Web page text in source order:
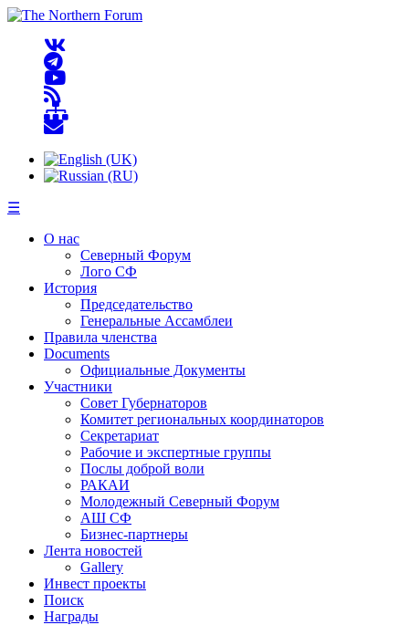
☰
О нас
Северный Форум
Лого СФ
История
Председательство
Генеральные Ассамблеи
Правила членства
Documents
Официальные Документы
Участники
Совет Губернаторов
Комитет региональных координаторов
Секретариат
Рабочие и экспертные группы
Послы доброй воли
РАКАИ
Молодежный Северный Форум
АШ СФ
Бизнес-партнеры
Лента новостей
Gallery
Инвест проекты
Поиск
Награды